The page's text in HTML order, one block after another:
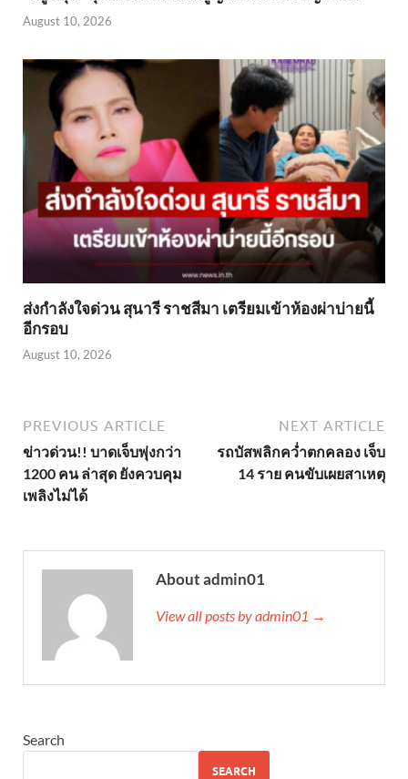
August 10, 2026
ส่งกำลังใจด่วน สุนารี ราชสีมา เตรียมเข้าห้องผ่าบ่ายนี้
อีกรอบ
August 10, 2026
PREVIOUS ARTICLE
ข่าวด่วน!! บาดเจ็บพุ่งกว่า
1200 คน ล่าสุด ยังควบคุม
เพลิงไม่ได้
NEXT ARTICLE
รถบัสพลิกคว่ำตกคลอง เจ็บ
14 ราย คนขับเผยสาเหตุ
About admin01
View all posts by admin01 →
Search
SEARCH